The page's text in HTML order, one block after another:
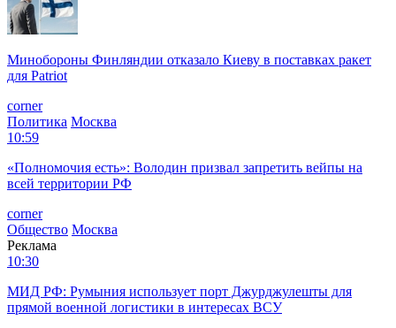
Минобороны Финляндии отказало Киеву в поставках ракет
для Patriot
corner
Политика Москва
10:59
«Полномочия есть»: Володин призвал запретить вейпы на
всей территории РФ
corner
Общество Москва
Реклама
10:30
МИД РФ: Румыния использует порт Джурджулешты для
прямой военной логистики в интересах ВСУ